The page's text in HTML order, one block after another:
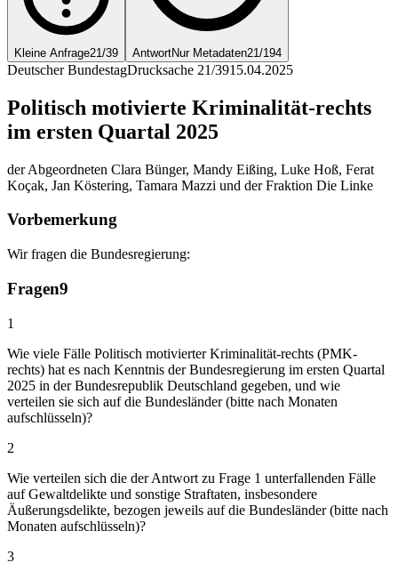
Kleine Anfrage21/39 AntwortNur Metadaten21/194
Deutscher BundestagDrucksache 21/3915.04.2025
Politisch motivierte Kriminalität-rechts
im ersten Quartal 2025
der Abgeordneten Clara Bünger, Mandy Eißing, Luke Hoß, Ferat
Koçak, Jan Köstering, Tamara Mazzi und der Fraktion Die Linke
Vorbemerkung
Wir fragen die Bundesregierung:
Fragen9
1
Wie viele Fälle Politisch motivierter Kriminalität-rechts (PMK-
rechts) hat es nach Kenntnis der Bundesregierung im ersten Quartal
2025 in der Bundesrepublik Deutschland gegeben, und wie
verteilen sie sich auf die Bundesländer (bitte nach Monaten
aufschlüsseln)?
2
Wie verteilen sich die der Antwort zu Frage 1 unterfallenden Fälle
auf Gewaltdelikte und sonstige Straftaten, insbesondere
Äußerungsdelikte, bezogen jeweils auf die Bundesländer (bitte nach
Monaten aufschlüsseln)?
3